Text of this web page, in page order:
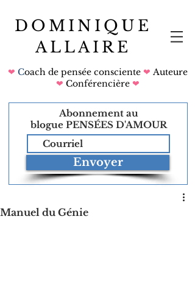
DOMINIQUE
ALLAIRE
❤ Coach de pensée consciente ❤ Auteure
❤ Conférencière ❤
Abonnement au
blogue PENSÉES D'AMOUR
Envoyer
Manuel du Génie